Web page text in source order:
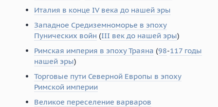
Италия в конце IV века до нашей эры
Западное Средиземноморье в эпоху
Пунических войн (III век до нашей эры)
Римская империя в эпоху Траяна (98-117 годы
нашей эры)
Торговые пути Северной Европы в эпоху
Римской империи
Великое переселение варваров